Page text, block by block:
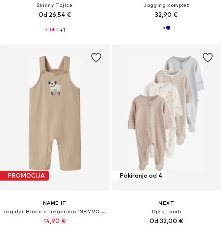
Skinny Tajice
Od 26,54 €
+1
Jogging komplet
32,90 €
PROMOCIJA
NAME IT
regular Hlače s tregerima 'NBMVONNE'
14,90 €
Pakiranje od 4
NEXT
Dječji bodi
Od 32,00 €